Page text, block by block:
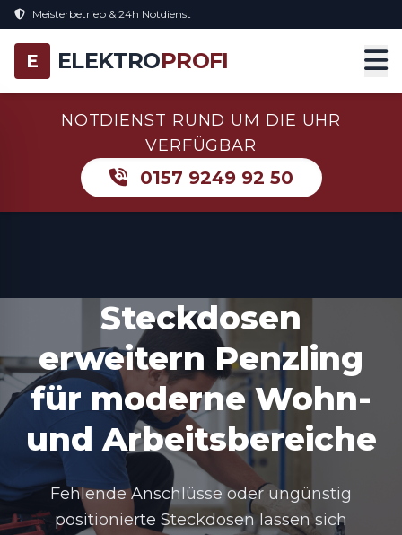
Meisterbetrieb & 24h Notdienst
E ELEKTROPROFI
NOTDIENST RUND UM DIE UHR
VERFÜGBAR
0157 9249 92 50
Steckdosen
erweitern Penzling
für moderne Wohn-
und Arbeitsbereiche
Fehlende Anschlüsse oder ungünstig
positionierte Steckdosen lassen sich